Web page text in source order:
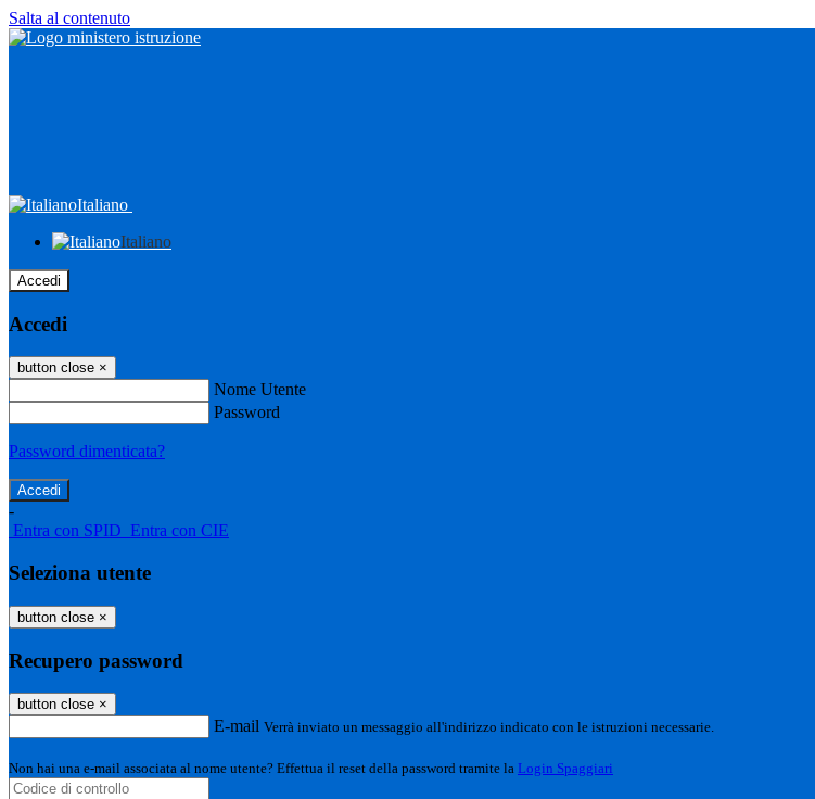
Salta al contenuto
Italiano
Italiano
Accedi
Accedi
button close ×
Nome Utente
Password
Password dimenticata?
-
Entra con SPID Entra con CIE
Seleziona utente
button close ×
Recupero password
button close ×
E-mail Verrà inviato un messaggio all'indirizzo indicato con le istruzioni necessarie.
Non hai una e-mail associata al nome utente? Effettua il reset della password tramite la Login Spaggiari